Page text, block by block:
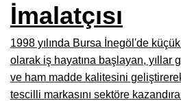
Konya Mobilyacıları, Mobilya
Kocaeli Mobilyacılar, Mobilya
Adana Mobilyacılar, Mobilya
Amasya Mobilyacılar, Mobilya
İmalatçısı
1998 yılında Bursa İnegöl'de
olarak iş hayatına başlayan, yıllar
ve ham madde kalitesini
tescilli markasını sektöre